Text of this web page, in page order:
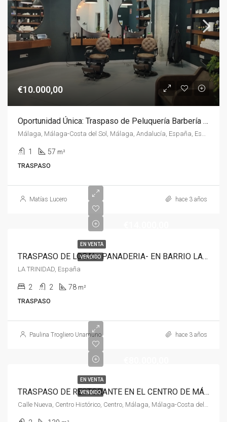
€10.000,00
Oportunidad Única: Traspaso de Peluquería Barbería en Málaga
Málaga, Málaga-Costa del Sol, Málaga, Andalucía, España, España, Málaga-Costa del Sol
1 57 m²
TRASPASO
Matías Lucero hace 3 años
EN VENTA
VENDIDO TRASPASO DE LOCAL- PANADERIA- EN BARRIO LA TRINIDAD
LA TRINIDAD, España
2 2 78 m²
TRASPASO
Paulina Trogliero Unamuno hace 3 años
EN VENTA
VENDIDO TRASPASO DE RESTORANTE EN EL CENTRO DE MÁLAGA
Calle Nueva, Centro Histórico, Centro, Málaga, Málaga-Costa del Sol, Málaga, Andalucía, 29005, España, España, Málaga-Costa del Sol